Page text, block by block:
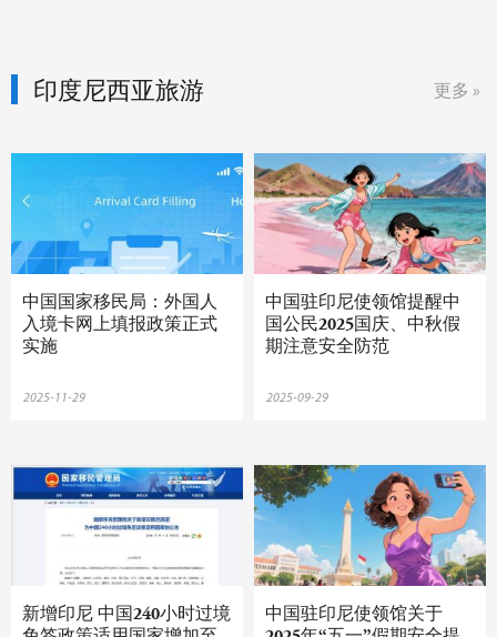
印度尼西亚旅游 更多 »
中国国家移民局：外国人
入境卡网上填报政策正式
实施
2025-11-29
中国驻印尼使领馆提醒中
国公民2025国庆、中秋假
期注意安全防范
2025-09-29
新增印尼 中国240小时过境
中国驻印尼使领馆关于